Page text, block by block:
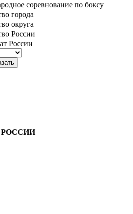
соревнование по боксу
города
округа
России
России